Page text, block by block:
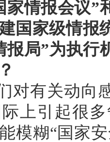
家情报会议”
国家级情报
报局”为执行
对有关动向
上引起很
模糊“国家